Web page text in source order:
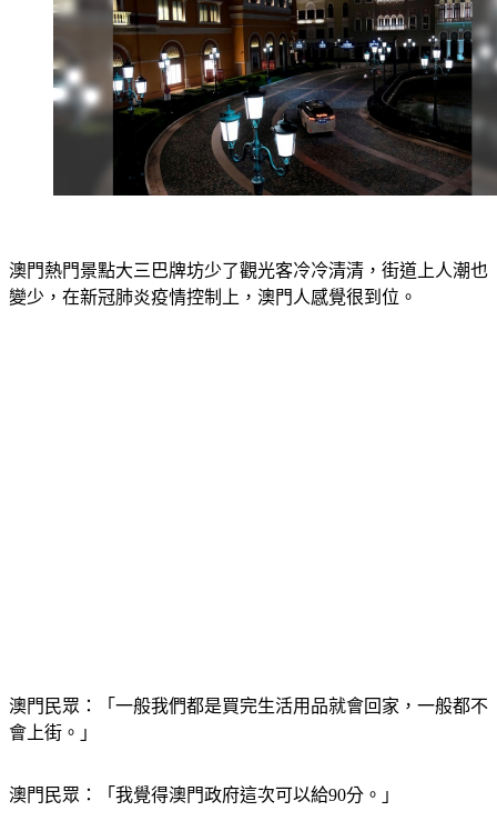
澳門熱門景點大三巴牌坊少了觀光客冷冷清清，街道上人潮也
澳門民眾：「一般我們都是買完生活用品就會回家，一般都不